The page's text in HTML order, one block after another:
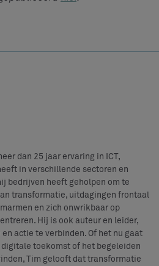
dan 25 jaar ervaring in ICT,
in verschillende sectoren en
bedrijven heeft geholpen om te
transformatie, uitdagingen frontaal
en zich onwrikbaar op
Hij is ook auteur en leider,
actie te verbinden. Of het nu gaat
digitale toekomst of het begeleiden
Tim gelooft dat transformatie